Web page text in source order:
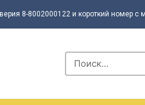
8-8002000122 и короткий номер с